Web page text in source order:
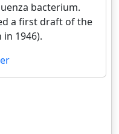
bacterium.
a first draft of the
1946).